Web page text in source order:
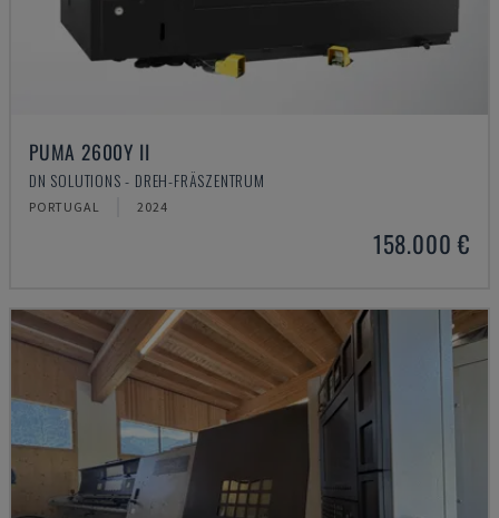
PUMA 2600Y II
DN SOLUTIONS - DREH-FRÄSZENTRUM
PORTUGAL 2024
158.000 €